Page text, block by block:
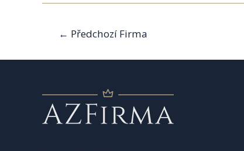
Navigace
pro
příspěvek
← Předchozí Firma